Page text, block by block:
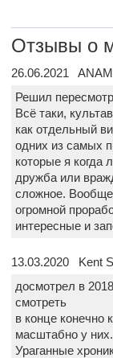
Отзывы о
26.06.2021
Решил
Всё таки,
как отдельный
одних из самых
которые я когда
дружба или
сложное.
огромной
интересные и
13.03.2020 Kent S
досмотрел в
смотреть
в конце конечно
масштабно у них.
Ураганные